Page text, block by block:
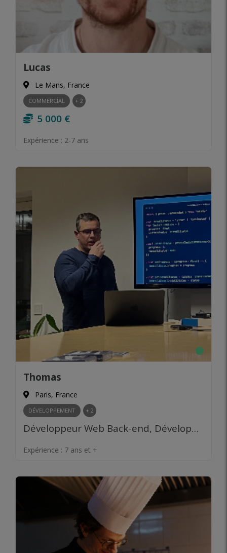
Lucas
Le Mans, France
COMMERCIAL + 2
5 000 €
Expérience : 2-7 ans
Thomas
Paris, France
DÉVELOPPEMENT + 2
Développeur Web Back-end, Développeur Web Front-end, Développeur Mobile, Ingénieur logiciel, Développeur ERP, Gestion budgétaire, Comptabilité et fiscalité, Product Management, Prototypage
Expérience : 7 ans et +